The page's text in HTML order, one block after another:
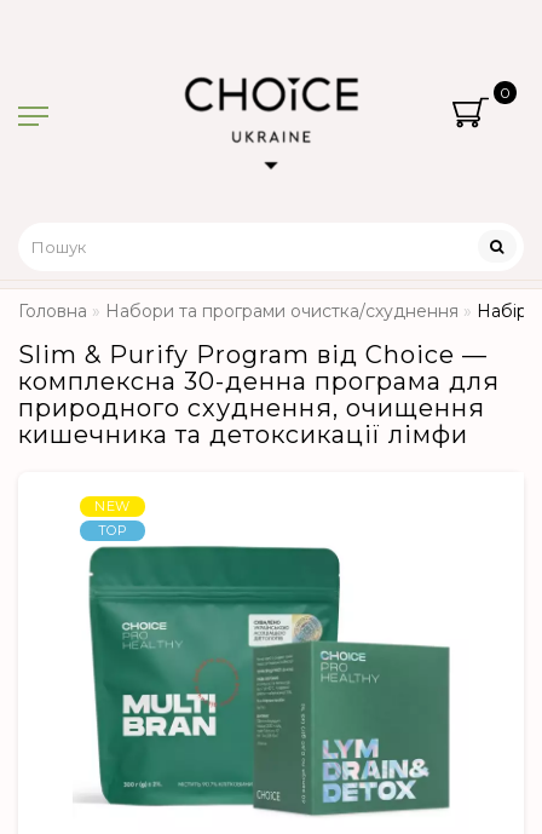
0
Головна Набори та програми очистка/схуднення Набір
Slim & Purify Program від Choice —
комплексна 30-денна програма для
природного схуднення, очищення
кишечника та детоксикації лімфи
NEW
TOP